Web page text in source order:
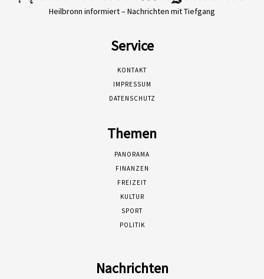
Heilbronn informiert – Nachrichten mit Tiefgang
Service
KONTAKT
IMPRESSUM
DATENSCHUTZ
Themen
PANORAMA
FINANZEN
FREIZEIT
KULTUR
SPORT
POLITIK
Nachrichten